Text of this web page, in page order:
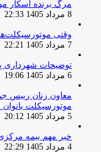
مرگ برنده اسکار
8 مرداد 1405 22:33
وقتی
7 مرداد 1405 22:21
توضیحات شهرداری
6 مرداد 1405 19:06
معاون زنان رییس
موتورسیکلت
5 مرداد 1405 20:12
خبر مهم بیمه
4 مرداد 1405 22:29